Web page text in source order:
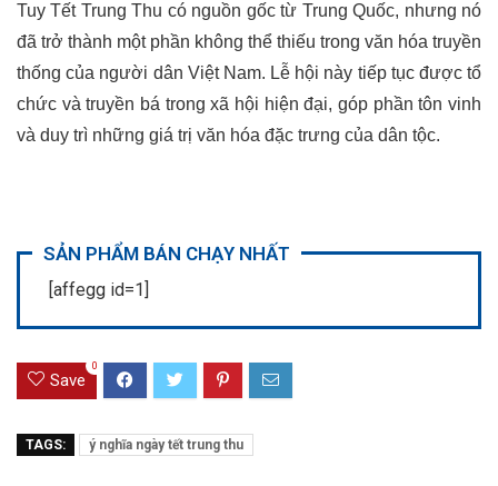
Tuy Tết Trung Thu có nguồn gốc từ Trung Quốc, nhưng nó
đã trở thành một phần không thể thiếu trong văn hóa truyền
thống của người dân Việt Nam. Lễ hội này tiếp tục được tổ
chức và truyền bá trong xã hội hiện đại, góp phần tôn vinh
và duy trì những giá trị văn hóa đặc trưng của dân tộc.
SẢN PHẨM BÁN CHẠY NHẤT
[affegg id=1]
Save
0
TAGS: ý nghĩa ngày tết trung thu